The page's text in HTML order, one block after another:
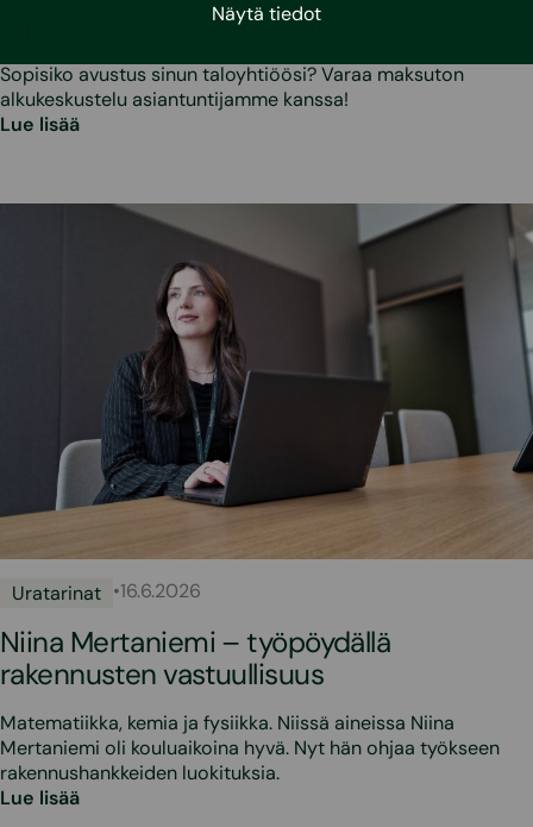
Näytä tiedot
– jopa 4 000 euroa asuntoa kohden
Sopisiko avustus sinun taloyhtiöösi? Varaa maksuton
alkukeskustelu asiantuntijamme kanssa!
Lue lisää
Uratarinat •16.6.2026
Niina Mertaniemi – työpöydällä
rakennusten vastuullisuus
Matematiikka, kemia ja fysiikka. Niissä aineissa Niina
Mertaniemi oli kouluaikoina hyvä. Nyt hän ohjaa työkseen
rakennushankkeiden luokituksia.
Lue lisää